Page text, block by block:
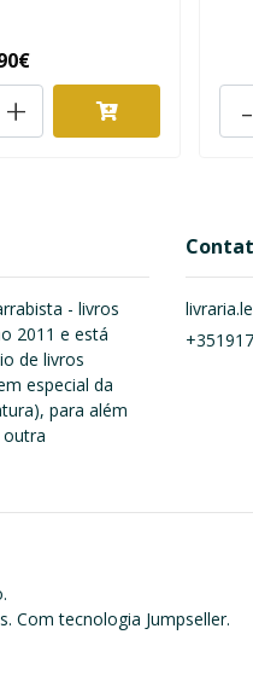
+ -
- livros
2011 e está
de livros
especial da
para além
outra
Com tecnologia Jumpseller.